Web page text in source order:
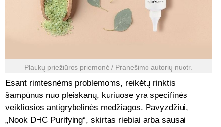
Plaukų priežiūros priemonė / Pranešimo autorių nuotr.
Esant rimtesnėms problemoms, reikėtų rinktis
šampūnus nuo pleiskanų, kuriuose yra specifinės
veikliosios antigrybelinės medžiagos. Pavyzdžiui,
„Nook DHC Purifying“, skirtas riebiai arba sausai